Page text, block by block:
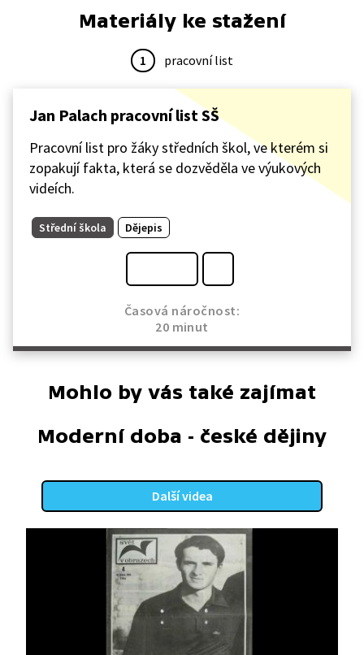
Materiály ke stažení
1 pracovní list
Jan Palach pracovní list SŠ
Pracovní list pro žáky středních škol, ve kterém si
zopakují fakta, která se dozvěděla ve výukových
videích.
Střední škola Dějepis
Časová náročnost:
20 minut
Mohlo by vás také zajímat
Moderní doba - české dějiny
Další videa